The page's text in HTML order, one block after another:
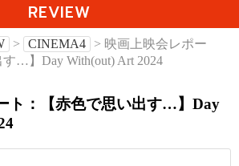
REVIEW
> CINEMA4
> 映画上映会レポー
…】Day With(out) Art 2024
ト：【赤色で思い出す…】Day